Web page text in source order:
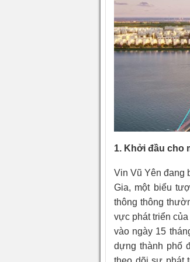
1. Khởi đầu cho
Vin Vũ Yên đang
Gia, một biểu
thông thông
vực phát triển
vào ngày 15
dựng thành phố